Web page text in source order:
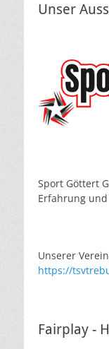
Unser
Sport Göttert
Erfahrung
Unserer
https://
Fairplay -